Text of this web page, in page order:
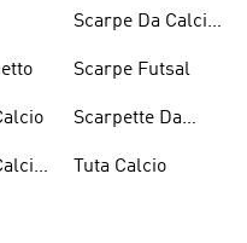
Scarpe Da Calcio
Scarpe Futsal
Scarpette Da
Lacci
Tuta Calcio